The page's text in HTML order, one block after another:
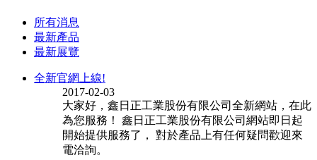
所有消息
最新產品
最新展覽
全新官網上線!
2017-02-03
大家好，鑫日正工業股份有限公司全新網站，在此
為您服務！ 鑫日正工業股份有限公司網站即日起
開始提供服務了， 對於產品上有任何疑問歡迎來
電洽詢。